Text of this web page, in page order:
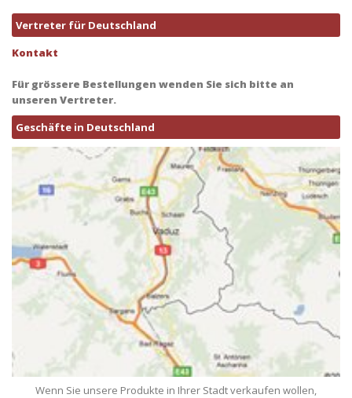
Vertreter für Deutschland
Kontakt
Für grössere Bestellungen wenden Sie sich bitte an
unseren Vertreter.
Geschäfte in Deutschland
Wenn Sie unsere Produkte in Ihrer Stadt verkaufen wollen,